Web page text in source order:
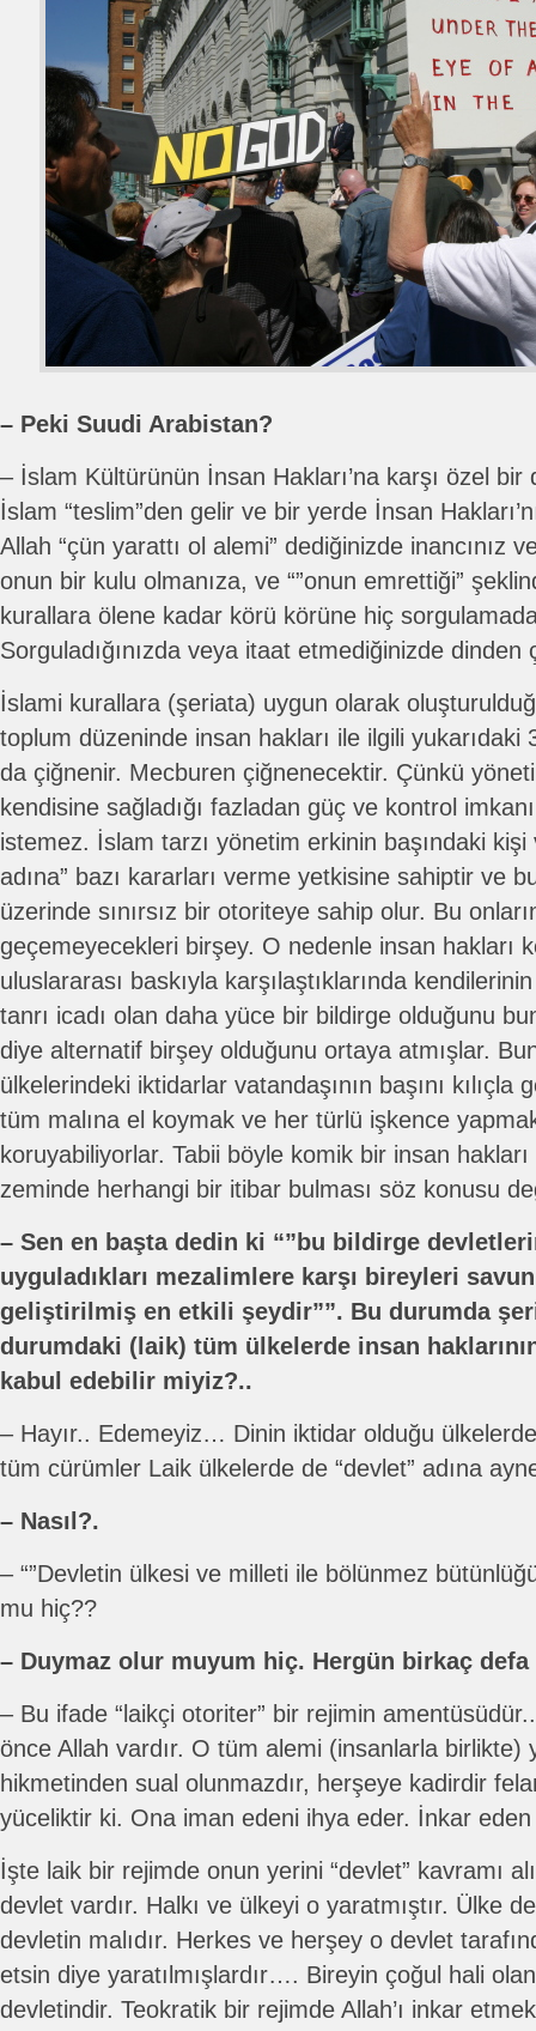
– Peki Suudi Arabistan?
– İslam Kültürünün İnsan Hakları’na karşı özel bir
İslam “teslim”den gelir ve bir yerde İnsan
Allah “çün yarattı ol alemi” dediğinizde inancınız
onun bir kulu olmanıza, ve “”onun emrettiği”
kurallara ölene kadar körü körüne hiç
Sorguladığınızda veya itaat etmediğinizde dinden
İslami kurallara (şeriata) uygun olarak
toplum düzeninde insan hakları ile ilgili yukarıdaki
da çiğnenir. Mecburen çiğnenecektir. Çünkü
kendisine sağladığı fazladan güç ve kontrol
istemez. İslam tarzı yönetim erkinin başındaki kişi
adına” bazı kararları verme yetkisine sahiptir ve
üzerinde sınırsız bir otoriteye sahip olur. Bu
geçemeyecekleri birşey. O nedenle insan hakları
uluslararası baskıyla karşılaştıklarında
tanrı icadı olan daha yüce bir bildirge olduğunu
diye alternatif birşey olduğunu ortaya atmışlar.
ülkelerindeki iktidarlar vatandaşının başını kılıçla
tüm malına el koymak ve her türlü işkence
koruyabiliyorlar. Tabii böyle komik bir insan
zeminde herhangi bir itibar bulması söz konusu
– Sen en başta dedin ki “”bu bildirge
uyguladıkları mezalimlere karşı bireyleri
geliştirilmiş en etkili şeydir””. Bu durumda
durumdaki (laik) tüm ülkelerde insan
kabul edebilir miyiz?..
– Hayır.. Edemeyiz… Dinin iktidar olduğu ülkelerde
tüm cürümler Laik ülkelerde de “devlet” adına
– Nasıl?.
– “”Devletin ülkesi ve milleti ile bölünmez
mu hiç??
– Duymaz olur muyum hiç. Hergün birkaç
– Bu ifade “laikçi otoriter” bir rejimin
önce Allah vardır. O tüm alemi (insanlarla birlikte)
hikmetinden sual olunmazdır, herşeye kadirdir
yüceliktir ki. Ona iman edeni ihya eder. İnkar
İşte laik bir rejimde onun yerini “devlet” kavramı
devlet vardır. Halkı ve ülkeyi o yaratmıştır. Ülke
devletin malıdır. Herkes ve herşey o devlet
etsin diye yaratılmışlardır…. Bireyin çoğul hali
devletindir. Teokratik bir rejimde Allah’ı inkar